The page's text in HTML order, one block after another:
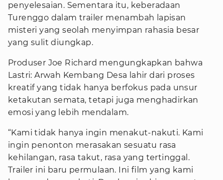
penyelesaian. Sementara itu, keberadaan
Turenggo dalam trailer menambah lapisan
misteri yang seolah menyimpan rahasia besar
yang sulit diungkap.
Produser Joe Richard mengungkapkan bahwa
Lastri: Arwah Kembang Desa lahir dari proses
kreatif yang tidak hanya berfokus pada unsur
ketakutan semata, tetapi juga menghadirkan
emosi yang lebih mendalam.
“Kami tidak hanya ingin menakut-nakuti. Kami
ingin penonton merasakan sesuatu rasa
kehilangan, rasa takut, rasa yang tertinggal.
Trailer ini baru permulaan. Ini film yang kami